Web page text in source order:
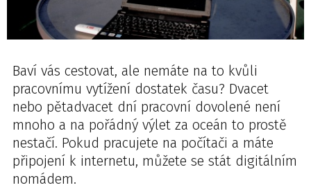
Baví vás cestovat, ale nemáte na to kvůli
pracovnímu vytížení dostatek času? Dvacet
nebo pětadvacet dní pracovní dovolené není
mnoho a na pořádný výlet za oceán to prostě
nestačí. Pokud pracujete na počítači a máte
připojení k internetu, můžete se stát digitálním
nomádem.